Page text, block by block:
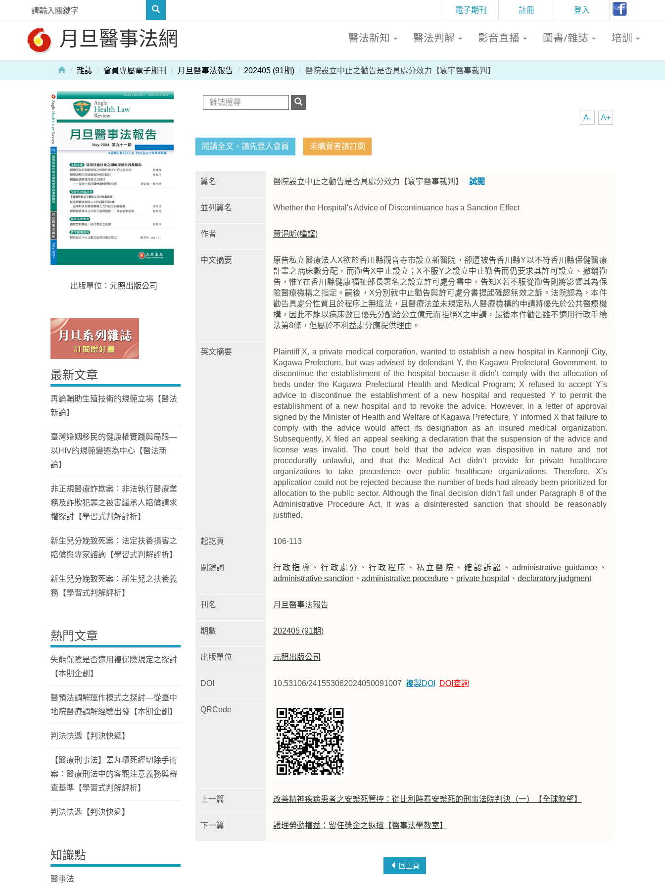
註冊 登入
電子期刊
月旦醫事法網 醫法新知 醫法判解 影音直播 圖書/雜誌 培訓
雜誌 會員專屬電子期刊 月旦醫事法報告 202405 (91期) 醫院設立中止之勸告是否具處分效力【寰宇醫事裁判】
A+
A-
閱讀全文，請先登入會員 未購買者請訂閱
篇名 醫院設立中止之勸告是否具處分效力【寰宇醫事裁判】 試閱
並列篇名 Whether the Hospital's Advice of Discontinuance has a Sanction Effect
作者 黃浥昕(編譯)
中文摘要
原告私立醫療法人X欲於香川縣觀音寺市設立新醫院，卻遭被告香川縣Y以不符香川縣保健醫療
計畫之病床數分配，而勸告X中止設立；X不服Y之設立中止勸告而仍要求其許可設立、撤銷勸
告，惟Y在香川縣健康福祉部長署名之設立許可處分書中，告知X若不服從勸告則將影響其為保
險醫療機構之指定。嗣後，X分別就中止勸告與許可處分書提起確認無效之訴。法院認為，本件
勸告具處分性質且於程序上無違法，且醫療法並未規定私人醫療機構的申請將優先於公共醫療機
構，因此不能以病床數已優先分配給公立億元而拒絕X之申請，最後本件勸告雖不適用行政手續
法第8條，但屬於不利益處分應提供理由。
英文摘要
Plaintiff X, a private medical corporation, wanted to establish a new hospital in Kannonji City,
Kagawa Prefecture, but was advised by defendant Y, the Kagawa Prefectural Government, to
discontinue the establishment of the hospital because it didn’t comply with the allocation of
beds under the Kagawa Prefectural Health and Medical Program; X refused to accept Y’s
advice to discontinue the establishment of a new hospital and requested Y to permit the
establishment of a new hospital and to revoke the advice. However, in a letter of approval
signed by the Minister of Health and Welfare of Kagawa Prefecture, Y informed X that failure to
comply with the advice would affect its designation as an insured medical organization.
Subsequently, X filed an appeal seeking a declaration that the suspension of the advice and
license was invalid. The court held that the advice was dispositive in nature and not
procedurally unlawful, and that the Medical Act didn’t provide for private healthcare
organizations to take precedence over public healthcare organizations. Therefore, X’s
application could not be rejected because the number of beds had already been prioritized for
allocation to the public sector. Although the final decision didn’t fall under Paragraph 8 of the
Administrative Procedure Act, it was a disinterested sanction that should be reasonably
justified.
起訖頁 106-113
關鍵詞 行政指導 、行政處分 、 行政程序 、 私立醫院 、確認訴訟 、 administrative guidance 、
administrative sanction 、 administrative procedure、 private hospital 、 declaratory judgment
刊名 月旦醫事法報告
期數 202405 (91期)
出版單位 元照出版公司
DOI 10.53106/241553062024050091007 複製DOI DOI查詢
QRCode
上一篇 改善精神疾病患者之安樂死管控：從比利時看安樂死的刑事法院判決（一）【全球瞭望】
下一篇 護理勞動權益：留任獎金之返還【醫事法學教室】
回上頁
出版單位： 元照出版公司
最新文章
再論輔助生殖技術的規範立場【醫法
新論】
臺灣婚姻移民的健康權實踐與局限—
以HIV的規範變遷為中心【醫法新
論】
非正規醫療詐欺案：非法執行醫療業
務及詐欺犯罪之被害繼承人賠償請求
權探討【學習式判解評析】
新生兒分娩致死案：法定扶養損害之
賠償與專家諮詢【學習式判解評析】
新生兒分娩致死案：新生兒之扶養義
務【學習式判解評析】
熱門文章
失能保險是否適用複保險規定之探討
【本期企劃】
醫預法調解運作模式之探討—從臺中
地院醫療調解經驗出發【本期企劃】
判決快遞【判決快遞】
【醫療刑事法】睪丸壞死經切除手術
案：醫療刑法中的客觀注意義務與審
查基準【學習式判解評析】
判決快遞【判決快遞】
知識點
醫事法